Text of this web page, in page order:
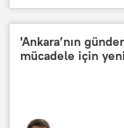
Kenya
'Ankara’nın
mücadele için